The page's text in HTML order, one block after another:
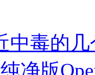
中毒的
纯净版